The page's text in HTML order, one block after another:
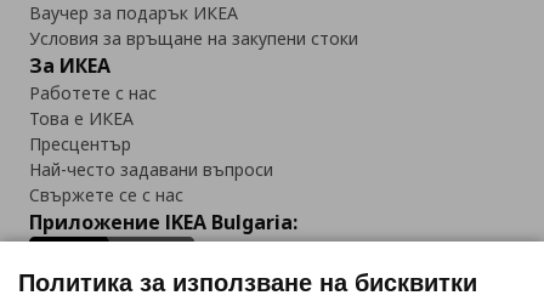
Ваучер за подарък ИКЕА
Условия за връщане на закупени стоки
За ИКЕА
Работете с нас
Това е ИКЕА
Пресцентър
Най-често задавани въпроси
Свържете се с нас
Приложение IKEA Bulgaria:
Политика за използване на бисквитки